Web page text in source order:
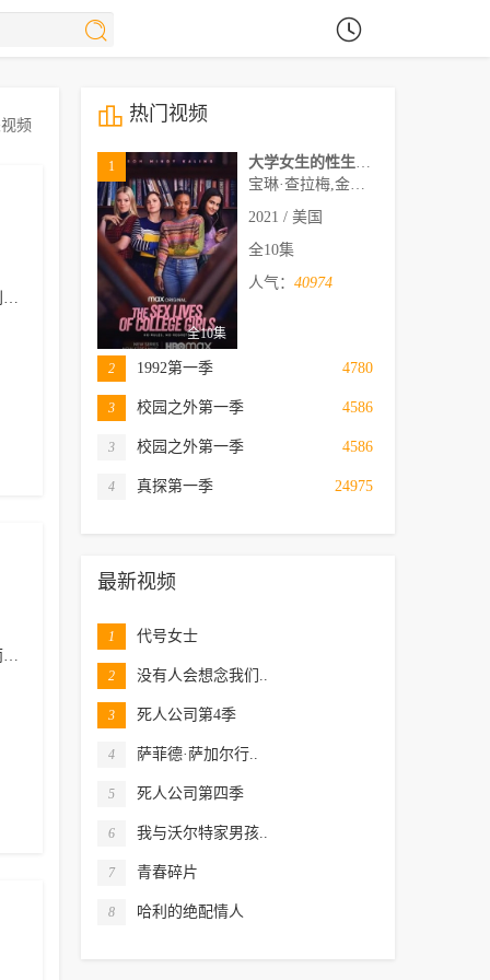
频
劳拉·贝利 玛丽莎·蕾
热门视频
全10集
1
大学女生的性生活第一季
宝琳·查拉梅,金伯利·马图拉,米多莉·弗朗西斯,劳伦·斯宾瑟,史蒂芬·瓜里诺,卡维·拉德尼尔,马特·马洛伊,嘉文·莱特伍德,肯尼迪·利·斯洛克姆,马修·戈尔德,莱西·哈特塞尔,罗布·许贝尔,莱克斯·金,佩吉·陆,雪莉·谢波德,妮可·沙利文,吉利安·阿美娜特
2021 / 美国
全10集
人气：40974
2 1992第一季 4780
3 校园之外第一季 4586
3 校园之外第一季 4586
4 真探第一季 24975
最新视频
1 代号女士
2 没有人会想念我们..
3 死人公司第4季
4 萨菲德·萨加尔行..
5 死人公司第四季
6 我与沃尔特家男孩..
7 青春碎片
8 哈利的绝配情人